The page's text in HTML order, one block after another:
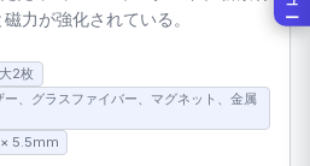
力が強化されている。
2枚
、グラスファイバー、マグネット、金属
5.5mm